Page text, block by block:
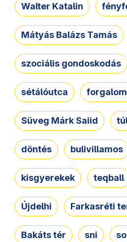
Walter Katalin
Mátyás Balázs Tamás
szociális gondoskodás
sétálóutca
Süveg Márk Saiid
döntés bulivillamos
kisgyerekek teqball
Újdelhi Farkasréti
Bakáts tér sni